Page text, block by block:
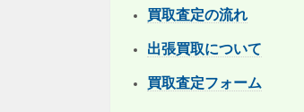
買取査定の流れ
出張買取について
買取査定フォーム